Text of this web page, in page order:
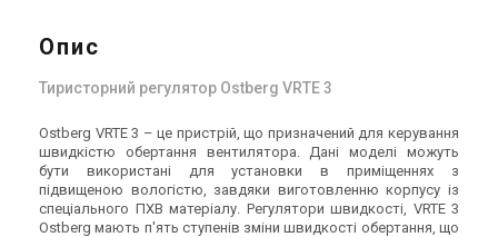
Опис
Тиристорний регулятор Ostberg VRTE 3
Ostberg VRTE 3 – це пристрій, що призначений для керування
швидкістю обертання вентилятора. Дані моделі можуть
бути використані для установки в приміщеннях з
підвищеною вологістю, завдяки виготовленню корпусу із
спеціального ПХВ матеріалу. Регулятори швидкості, VRTE 3
Ostberg мають п'ять ступенів зміни швидкості обертання, що